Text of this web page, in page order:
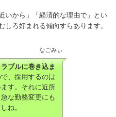
いから」「経済的な理由で」とい
しろ好まれる傾向すらあります。
なごみぃ
ブルに巻き込ま
、採用するのは
す。それに近所
な勤務変更にも
ね。